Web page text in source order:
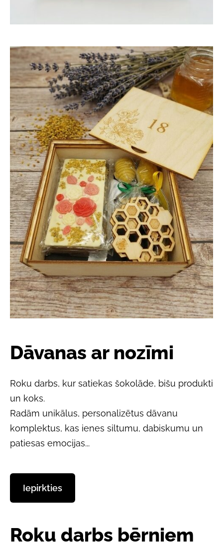
Dāvanas ar nozīmi
Roku darbs, kur satiekas šokolāde, bišu produkti
un koks.
Radām unikālus, personalizētus dāvanu
komplektus, kas ienes siltumu, dabiskumu un
patiesas emocijas...
​Iepirkties​
Roku darbs bērniem